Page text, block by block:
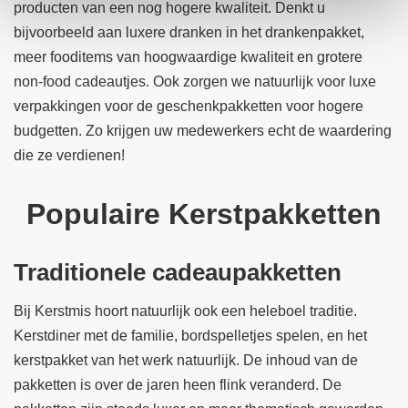
producten van een nog hogere kwaliteit. Denkt u
bijvoorbeeld aan luxere dranken in het drankenpakket,
meer fooditems van hoogwaardige kwaliteit en grotere
non-food cadeautjes. Ook zorgen we natuurlijk voor luxe
verpakkingen voor de geschenkpakketten voor hogere
budgetten. Zo krijgen uw medewerkers echt de waardering
die ze verdienen!
Populaire Kerstpakketten
Traditionele cadeaupakketten
Bij Kerstmis hoort natuurlijk ook een heleboel traditie.
Kerstdiner met de familie, bordspelletjes spelen, en het
kerstpakket van het werk natuurlijk. De inhoud van de
pakketten is over de jaren heen flink veranderd. De